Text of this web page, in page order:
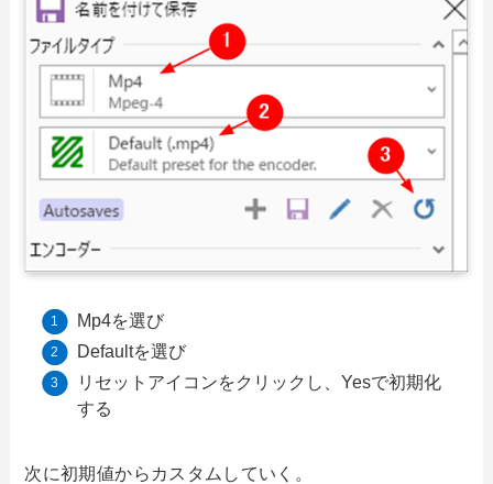
Mp4を選び
Defaultを選び
リセットアイコンをクリックし、Yesで初期化
する
次に初期値からカスタムしていく。